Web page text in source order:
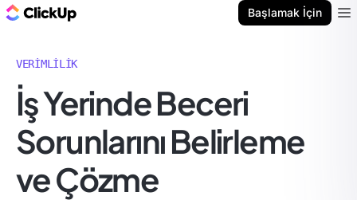
Başlamak İçin
VERIMLILIK
İş Yerinde Beceri
Sorunlarını Belirleme
ve Çözme